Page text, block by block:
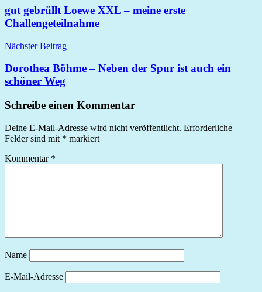
gut gebrüllt Loewe XXL – meine erste
Challengeteilnahme
Nächster Beitrag
Dorothea Böhme – Neben der Spur ist auch ein
schöner Weg
Schreibe einen Kommentar
Deine E-Mail-Adresse wird nicht veröffentlicht. Erforderliche
Felder sind mit * markiert
Kommentar *
Name
E-Mail-Adresse